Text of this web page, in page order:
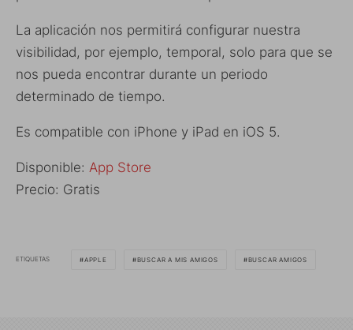
La aplicación nos permitirá configurar nuestra
visibilidad, por ejemplo, temporal, solo para que se
nos pueda encontrar durante un periodo
determinado de tiempo.
Es compatible con iPhone y iPad en iOS 5.
Disponible: App Store
Precio: Gratis
ETIQUETAS APPLE BUSCAR A MIS AMIGOS BUSCAR AMIGOS